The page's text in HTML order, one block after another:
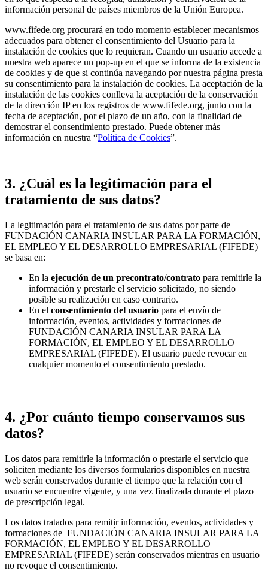
información personal de países miembros de la Unión Europea.
www.fifede.org procurará en todo momento establecer mecanismos
adecuados para obtener el consentimiento del Usuario para la
instalación de cookies que lo requieran. Cuando un usuario accede a
nuestra web aparece un pop-up en el que se informa de la existencia
de cookies y de que si continúa navegando por nuestra página presta
su consentimiento para la instalación de cookies. La aceptación de la
instalación de las cookies conlleva la aceptación de la conservación
de la dirección IP en los registros de www.fifede.org, junto con la
fecha de aceptación, por el plazo de un año, con la finalidad de
demostrar el consentimiento prestado. Puede obtener más
información en nuestra “Política de Cookies”.
3. ¿Cuál es la legitimación para el
tratamiento de sus datos?
La legitimación para el tratamiento de sus datos por parte de
FUNDACIÓN CANARIA INSULAR PARA LA FORMACIÓN,
EL EMPLEO Y EL DESARROLLO EMPRESARIAL (FIFEDE)
se basa en:
En la ejecución de un precontrato/contrato para remitirle la
información y prestarle el servicio solicitado, no siendo
posible su realización en caso contrario.
En el consentimiento del usuario para el envío de
información, eventos, actividades y formaciones de
FUNDACIÓN CANARIA INSULAR PARA LA
FORMACIÓN, EL EMPLEO Y EL DESARROLLO
EMPRESARIAL (FIFEDE). El usuario puede revocar en
cualquier momento el consentimiento prestado.
4. ¿Por cuánto tiempo conservamos sus
datos?
Los datos para remitirle la información o prestarle el servicio que
soliciten mediante los diversos formularios disponibles en nuestra
web serán conservados durante el tiempo que la relación con el
usuario se encuentre vigente, y una vez finalizada durante el plazo
de prescripción legal.
Los datos tratados para remitir información, eventos, actividades y
formaciones de FUNDACIÓN CANARIA INSULAR PARA LA
FORMACIÓN, EL EMPLEO Y EL DESARROLLO
EMPRESARIAL (FIFEDE) serán conservados mientras en usuario
no revoque el consentimiento.